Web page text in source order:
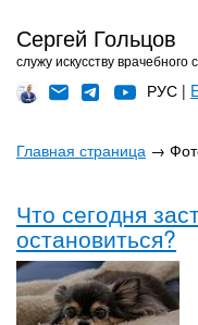
Сергей Гольцов
служу искусству врачебного
РУС |
Главная страница →
Что сегодня
остановиться?